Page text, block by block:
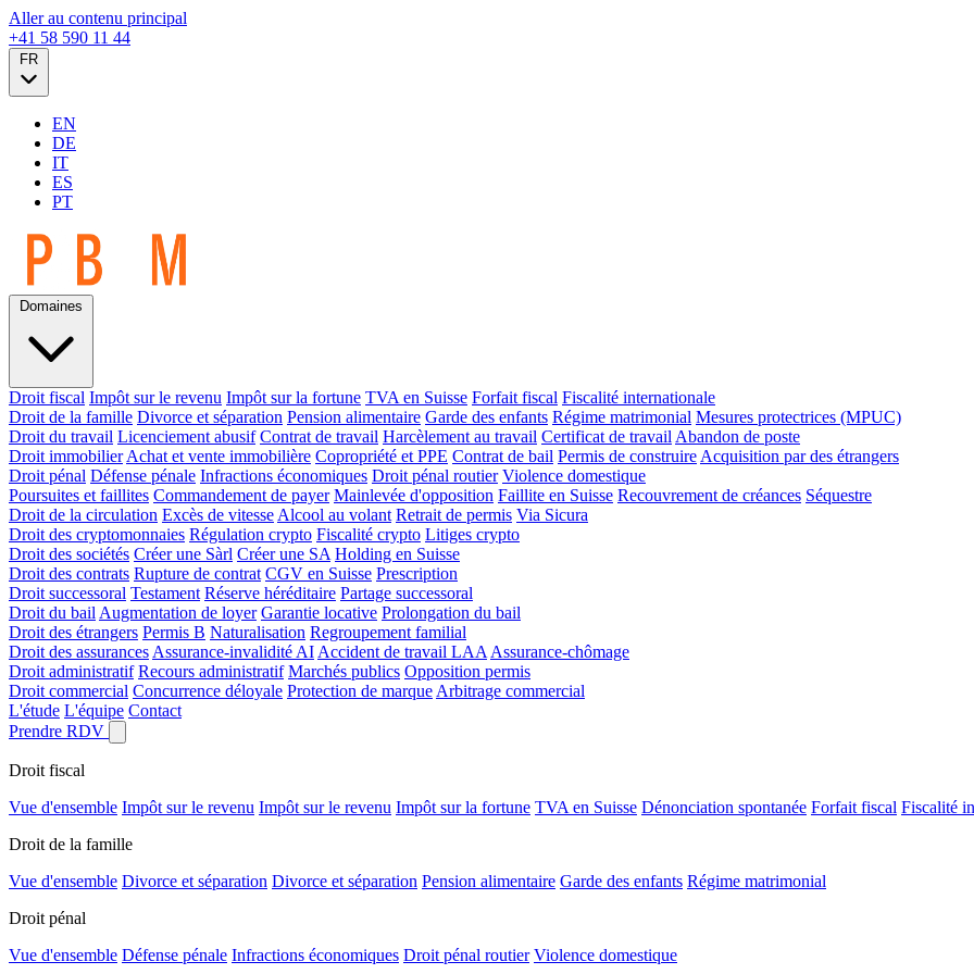
Aller au contenu principal
+41 58 590 11 44
EN
DE
IT
ES
PT
Droit fiscal Impôt sur le revenu Impôt sur la fortune TVA en Suisse Forfait fiscal Fiscalité internationale
Droit de la famille Divorce et séparation Pension alimentaire Garde des enfants Régime matrimonial Mesures protectrices (MPUC)
Droit du travail Licenciement abusif Contrat de travail Harcèlement au travail Certificat de travail Abandon de poste
Droit immobilier Achat et vente immobilière Copropriété et PPE Contrat de bail Permis de construire Acquisition par des étrangers
Droit pénal Défense pénale Infractions économiques Droit pénal routier Violence domestique
Poursuites et faillites Commandement de payer Mainlevée d'opposition Faillite en Suisse Recouvrement de créances Séquestre
Droit de la circulation Excès de vitesse Alcool au volant Retrait de permis Via Sicura
Droit des cryptomonnaies Régulation crypto Fiscalité crypto Litiges crypto
Droit des sociétés Créer une Sàrl Créer une SA Holding en Suisse
Droit des contrats Rupture de contrat CGV en Suisse Prescription
Droit successoral Testament Réserve héréditaire Partage successoral
Droit du bail Augmentation de loyer Garantie locative Prolongation du bail
Droit des étrangers Permis B Naturalisation Regroupement familial
Droit des assurances Assurance-invalidité AI Accident de travail LAA Assurance-chômage
Droit administratif Recours administratif Marchés publics Opposition permis
Droit commercial Concurrence déloyale Protection de marque Arbitrage commercial
L'étude L'équipe Contact
Prendre RDV
Droit fiscal
Vue d'ensemble Impôt sur le revenu Impôt sur le revenu Impôt sur la fortune TVA en Suisse Dénonciation spontanée Forfait fiscal Fiscalité
Droit de la famille
Vue d'ensemble Divorce et séparation Divorce et séparation Pension alimentaire Garde des enfants Régime matrimonial
Droit pénal
Vue d'ensemble Défense pénale Infractions économiques Droit pénal routier Violence domestique